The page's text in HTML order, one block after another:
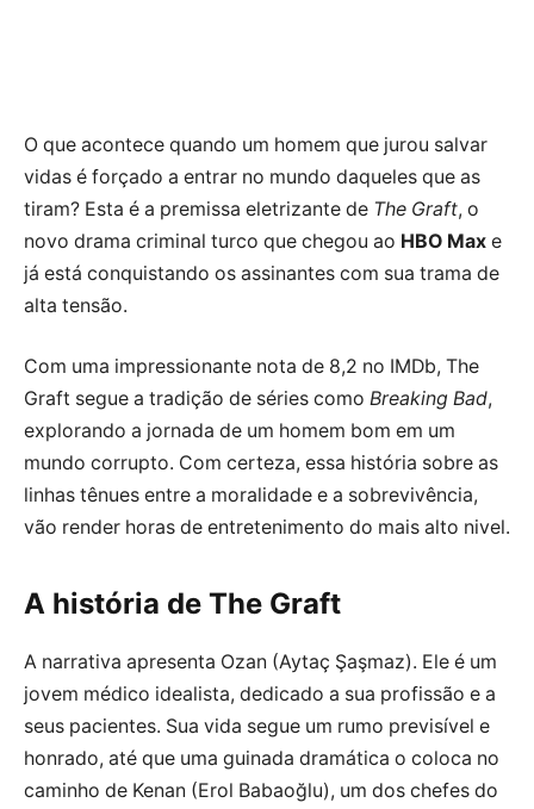
O que acontece quando um homem que jurou salvar
vidas é forçado a entrar no mundo daqueles que as
tiram? Esta é a premissa eletrizante de The Graft, o
novo drama criminal turco que chegou ao HBO Max e
já está conquistando os assinantes com sua trama de
alta tensão.
Com uma impressionante nota de 8,2 no IMDb, The
Graft segue a tradição de séries como Breaking Bad,
explorando a jornada de um homem bom em um
mundo corrupto. Com certeza, essa história sobre as
linhas tênues entre a moralidade e a sobrevivência,
vão render horas de entretenimento do mais alto nivel.
A história de The Graft
A narrativa apresenta Ozan (Aytaç Şaşmaz). Ele é um
jovem médico idealista, dedicado a sua profissão e a
seus pacientes. Sua vida segue um rumo previsível e
honrado, até que uma guinada dramática o coloca no
caminho de Kenan (Erol Babaoğlu), um dos chefes do